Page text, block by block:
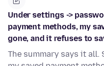
Under settings ->
payment methods, my
gone, and it refuses to
The summary says it all.